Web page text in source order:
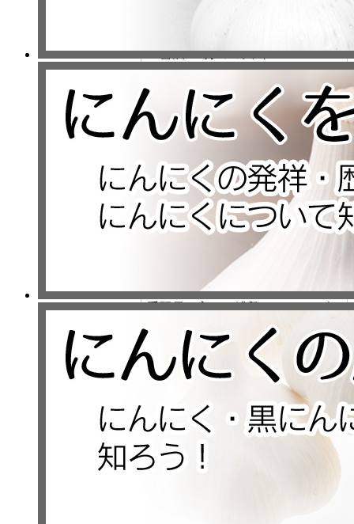
・醤油：2分の1カップ
・水：2分の1カップ
・砂糖：大さじ6
・蜂蜜：大さじ3
・にんにくチューブ：1センチ
・しょうがチューブ：1センチ
ここからは、作り方を紹介しま
す。
まず鍋に調味料を全て入れて、そ
の後手羽元も入れて沸騰させま
別の鍋を用意して沸騰させ、ブロ
ッコリーを茹でておきます。
手羽元を入れて沸騰させてると灰
汁が出てくるので、取り除きま
中火にして茹で卵を入れてさらに
煮込みます。
煮汁が半分になるくらいまで煮詰
めましょう。
お皿、または、タッパーに盛り付
け、茹でたブロッコリーを加えた
ら完成です。